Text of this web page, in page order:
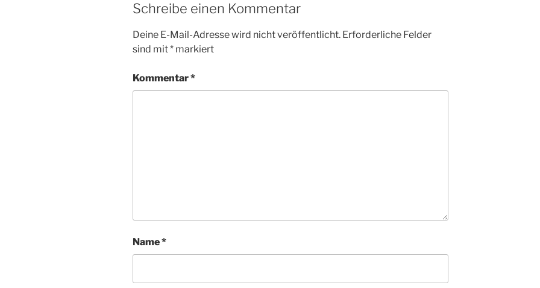
Schreibe einen Kommentar
Deine E-Mail-Adresse wird nicht veröffentlicht. Erforderliche Felder
sind mit* markiert
Kommentar*
Name*